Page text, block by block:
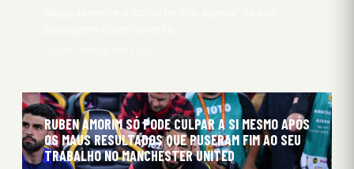
RUBEN AMORIM SÓ PODE CULPAR A SI MESMO APÓS
OS MAUS RESULTADOS QUE PUSERAM FIM AO SEU
TRABALHO NO MANCHESTER UNITED